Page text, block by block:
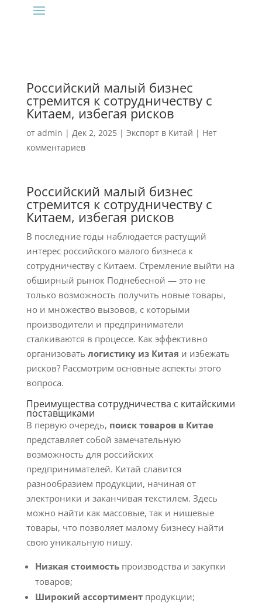
Российский малый бизнес
стремится к сотрудничеству с
Китаем, избегая рисков
от admin | Дек 2, 2025| Экспорт в Китай | Нет
комментариев
Российский малый бизнес
стремится к сотрудничеству с
Китаем, избегая рисков
В последние годы наблюдается растущий
интерес российского малого бизнеса к
сотрудничеству с Китаем. Стремление выйти на
обширный рынок Поднебесной — это не
только возможность получить новые товары,
но и множество вызовов, с которыми
производители и предприниматели
сталкиваются в процессе. Как эффективно
организовать логистику из Китая и избежать
рисков? Рассмотрим основные аспекты этого
вопроса.
Преимущества сотрудничества с китайскими
поставщиками
В первую очередь, поиск товаров в Китае
представляет собой замечательную
возможность для российских
предпринимателей. Китай славится
разнообразием продукции, начиная от
электроники и заканчивая текстилем. Здесь
можно найти как массовые, так и нишевые
товары, что позволяет малому бизнесу найти
свою уникальную нишу.
Низкая стоимостьпроизводства и закупки
товаров;
Широкий ассортиментпродукции;